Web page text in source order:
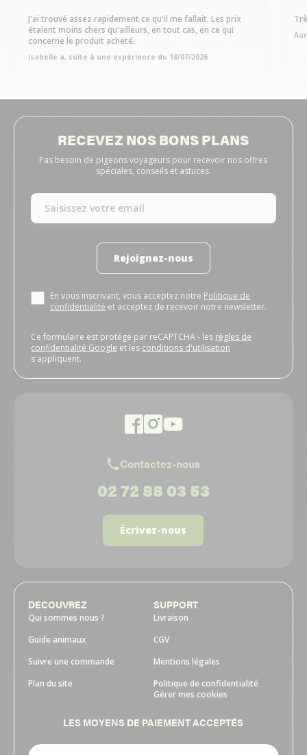
J'ai trouvé assez rapidement ce qu'il me fallait. Les prix
étaient moins chers qu'ailleurs, en tout cas, en ce qui
concerne le produit acheté.
isabelle a, suite à une expérience du 18/07/2026
RECEVEZ NOS BONS PLANS
Pas besoin de pigeons voyageurs pour recevoir nos offres
spéciales, conseils et astuces.
Rejoignez-nous
En vous inscrivant, vous acceptez notre Politique de
confidentialité et acceptez de recevoir notre newsletter.
Ce formulaire est protégé par reCAPTCHA - les règles de
confidentialité Google et les conditions d'utilisation
s'appliquent.
Contactez-nous
02 72 88 03 53
Écrivez-nous
DECOUVREZ
Qui sommes nous ?
Guide animaux
Suivre une commande
Plan du site
SUPPORT
Livraison
CGV
Mentions légales
Politique de confidentialité
Gérer mes cookies
LES MOYENS DE PAIEMENT ACCEPTÉS